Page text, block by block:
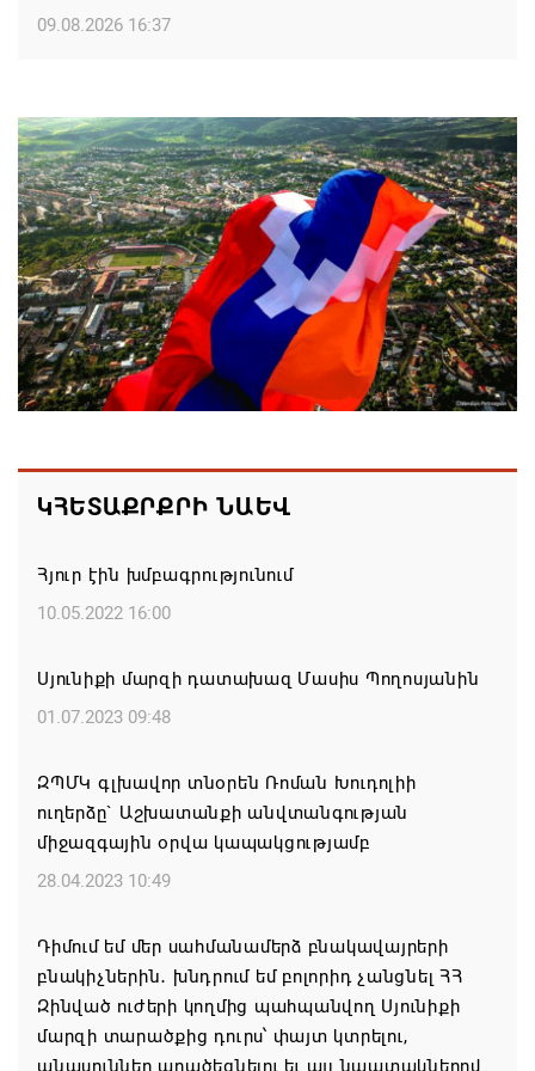
09.08.2026 16:37
կատարեցին Զանգեզուրի պղնձամոլիբդենային
կոմբինատի հանքավայր
09.08.2026 16:29
Մեղրի համայնքի ղեկավար Խաչատուր
Անդրեասյանի ուղերձը Շինարարի օրվա առթիվ
09.08.2026 16:20
Քաջարան համայնքի ղեկավար Մանվել
Փարամազյանի ուղերձը` Շինարարի
մարզերում են բնակարաններն ամենաշատը
թանկացել
ԱՄՆ-ն շարունակում է լիովին հանձնառու լինել
Ռուբիո
08.08.2026 21:25
Իրանն ու Օմանը մոտ են Հորմուզի նեղուցի
08.08.2026 21:17
Նիկոլ Փաշինյանը և Դոնալդ Թրամփը
հեռախոսազրույցի ընթացքում վերահաստատել են
ԿՀԵՏԱՔՐՔՐԻ ՆԱԵՎ
Հյուր էին խմբագրությունում
10.05.2022 16:00
Սյունիքի մարզի դատախազ Մասիս Պողոսյանին
01.07.2023 09:48
ԶՊՄԿ գլխավոր տնօրեն Ռոման Խուդոլիի
ուղերձը` Աշխատանքի անվտանգության
միջազգային օրվա կապակցությամբ
28.04.2023 10:49
Դիմում եմ մեր սահմանամերձ բնակավայրերի
բնակիչներին․ խնդրում եմ բոլորիդ չանցնել ՀՀ
Զինված ուժերի կողմից պահպանվող Սյունիքի
մարզի տարածքից դուրս՝ փայտ կտրելու,
անասուններ արածեցնելու եւ այլ նպատակներով.